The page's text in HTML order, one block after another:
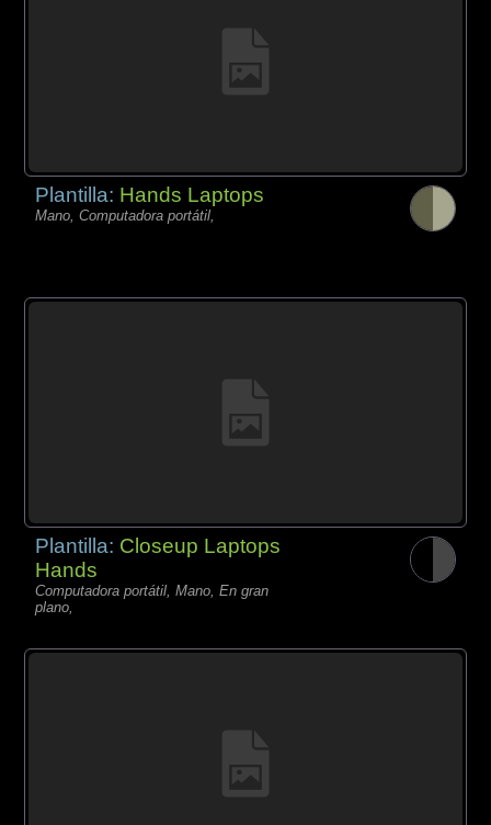
Plantilla: Hands Laptops
Mano, Computadora portátil,
Plantilla: Closeup Laptops
Hands
Computadora portátil, Mano, En gran
plano,